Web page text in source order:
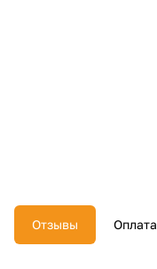
Отзывы Оплата